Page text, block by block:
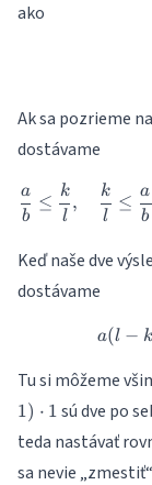
ako
Ak sa pozrieme
dostávame
b
a
≤
l
k
,
l
k
≤
b
a
Keď naše dve
dostávame
a(l − k
Tu si môžeme
1) ⋅ 1 sú dve po
teda nastávať
sa nevie